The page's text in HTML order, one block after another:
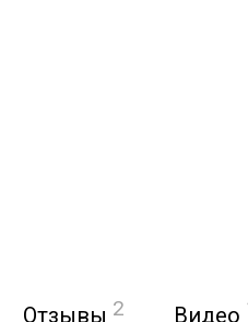
Отзывы 2 Видео